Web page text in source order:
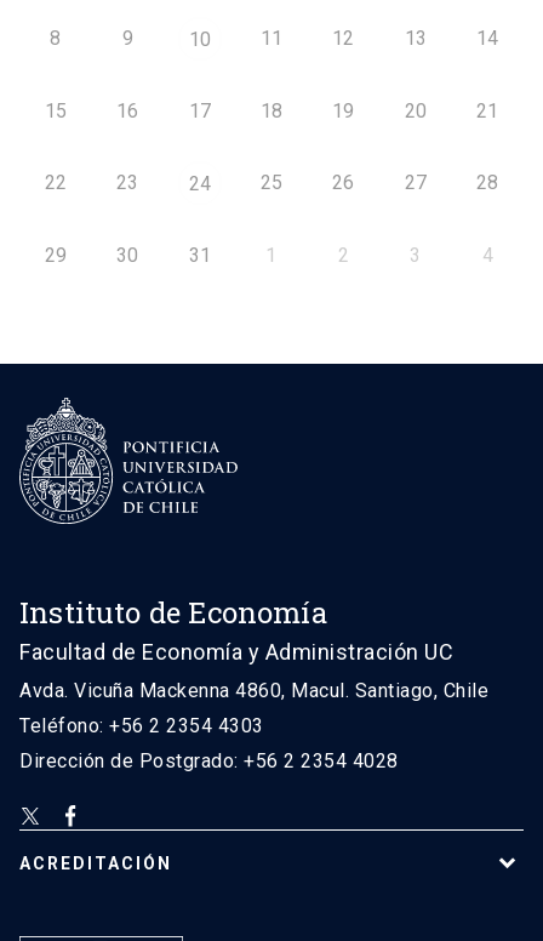
8 9 10 11 12 13 14
15 16 17 18 19 20 21
22 23 24 25 26 27 28
29 30 31 1 2 3 4
Instituto de Economía
Facultad de Economía y Administración UC
Avda. Vicuña Mackenna 4860, Macul. Santiago, Chile
Teléfono: +56 2 2354 4303
Dirección de Postgrado: +56 2 2354 4028
ACREDITACIÓN